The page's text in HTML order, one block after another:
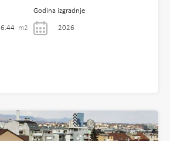
m2
Godina izgradnje
2026